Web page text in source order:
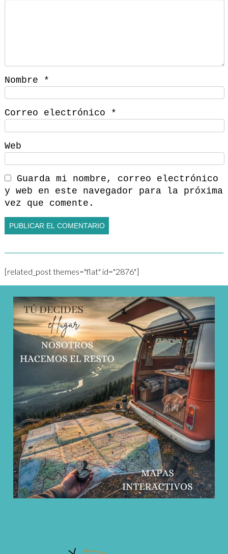
Nombre *
Correo electrónico *
Web
Guarda mi nombre, correo electrónico
y web en este navegador para la próxima
vez que comente.
[related_post themes="flat" id="2876"]